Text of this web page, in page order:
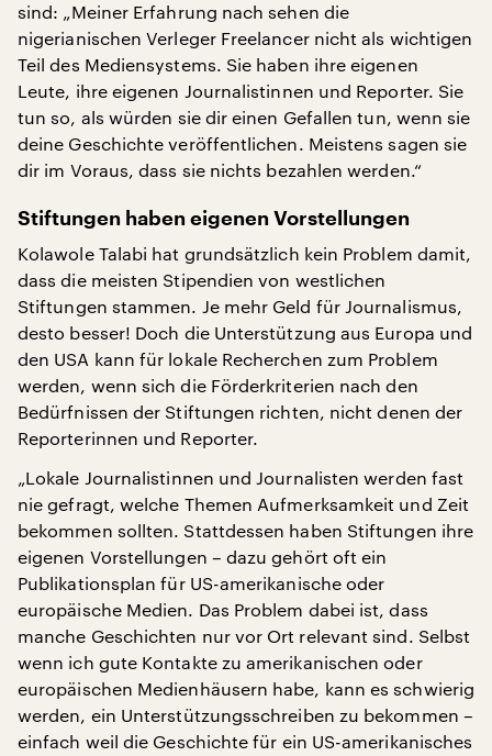
sind: „Meiner Erfahrung nach sehen die
nigerianischen Verleger Freelancer nicht als wichtigen
Teil des Mediensystems. Sie haben ihre eigenen
Leute, ihre eigenen Journalistinnen und Reporter. Sie
tun so, als würden sie dir einen Gefallen tun, wenn sie
deine Geschichte veröffentlichen. Meistens sagen sie
dir im Voraus, dass sie nichts bezahlen werden.“
Stiftungen haben eigenen Vorstellungen
Kolawole Talabi hat grundsätzlich kein Problem damit,
dass die meisten Stipendien von westlichen
Stiftungen stammen. Je mehr Geld für Journalismus,
desto besser! Doch die Unterstützung aus Europa und
den USA kann für lokale Recherchen zum Problem
werden, wenn sich die Förderkriterien nach den
Bedürfnissen der Stiftungen richten, nicht denen der
Reporterinnen und Reporter.
„Lokale Journalistinnen und Journalisten werden fast
nie gefragt, welche Themen Aufmerksamkeit und Zeit
bekommen sollten. Stattdessen haben Stiftungen ihre
eigenen Vorstellungen – dazu gehört oft ein
Publikationsplan für US-amerikanische oder
europäische Medien. Das Problem dabei ist, dass
manche Geschichten nur vor Ort relevant sind. Selbst
wenn ich gute Kontakte zu amerikanischen oder
europäischen Medienhäusern habe, kann es schwierig
werden, ein Unterstützungsschreiben zu bekommen –
einfach weil die Geschichte für ein US-amerikanisches